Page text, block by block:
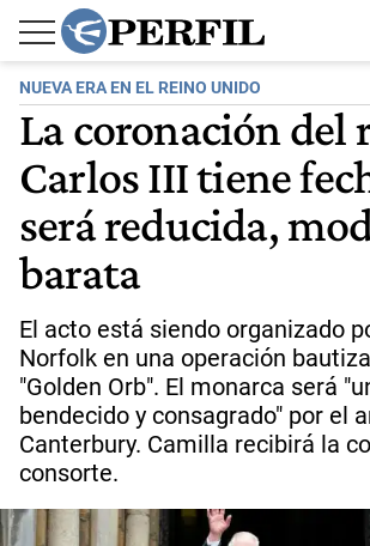
NUEVA ERA EN EL REINO UNIDO
La coronación del
Carlos III tiene
será reducida,
barata
El acto está siendo organizado
Norfolk en una operación
"Golden Orb". El monarca será
bendecido y consagrado" por el
Canterbury. Camilla recibirá la
consorte.